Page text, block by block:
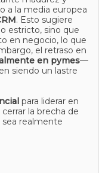
a la media europea
. Esto sugiere
estricto, sino que
en negocio, lo que
el retraso en
en pymes—
siendo un lastre
para liderar en
la brecha de
sea realmente